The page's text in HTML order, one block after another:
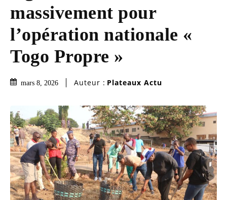
massivement pour
l’opération nationale «
Togo Propre »
mars 8, 2026 Auteur : Plateaux Actu